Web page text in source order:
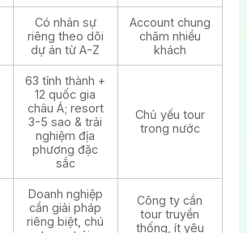
Có nhân sự
riêng theo dõi
dự án từ A-Z
Account chung
chăm nhiều
khách
63 tỉnh thành +
12 quốc gia
châu Á; resort
3-5 sao & trải
nghiệm địa
phương đặc
sắc
Chủ yếu tour
trong nước
Doanh nghiệp
cần giải pháp
riêng biệt, chú
Công ty cần
tour truyền
thống, ít yêu